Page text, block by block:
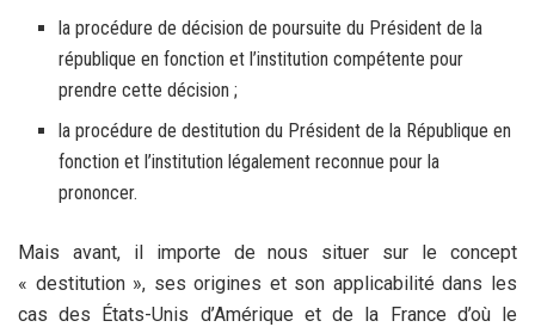
la procédure de décision de poursuite du Président de la
république en fonction et l’institution compétente pour
prendre cette décision ;
la procédure de destitution du Président de la République en
fonction et l’institution légalement reconnue pour la
prononcer.
Mais avant, il importe de nous situer sur le concept
« destitution », ses origines et son applicabilité dans les
cas des États-Unis d’Amérique et de la France d’où le